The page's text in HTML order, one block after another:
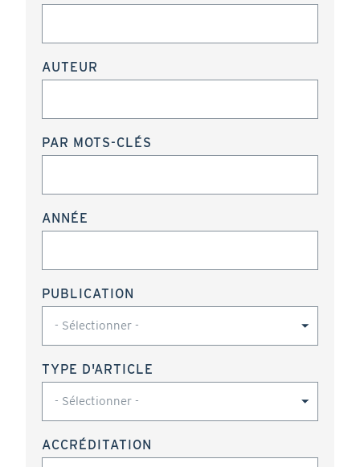
AUTEUR
PAR MOTS-CLÉS
ANNÉE
PUBLICATION
TYPE D'ARTICLE
ACCRÉDITATION